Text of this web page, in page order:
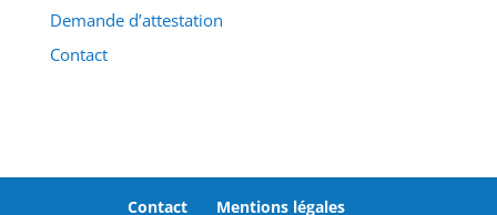
Demande d’attestation
Contact
Contact Mentions légales